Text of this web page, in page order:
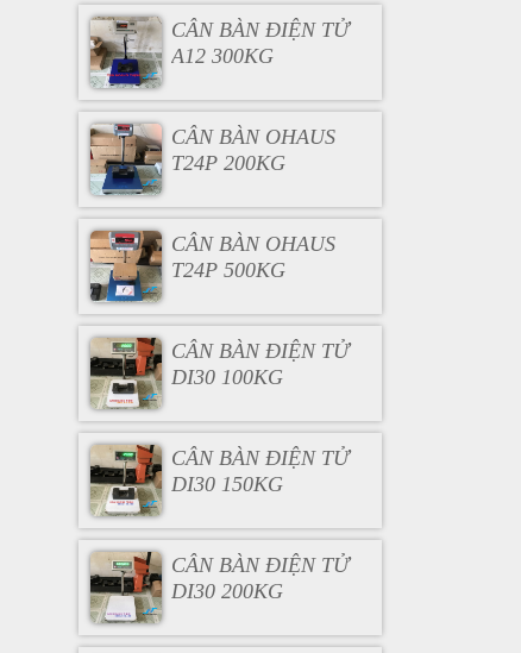
CÂN BÀN ĐIỆN TỬ
A12 300KG
CÂN BÀN OHAUS
T24P 200KG
CÂN BÀN OHAUS
T24P 500KG
CÂN BÀN ĐIỆN TỬ
DI30 100KG
CÂN BÀN ĐIỆN TỬ
DI30 150KG
CÂN BÀN ĐIỆN TỬ
DI30 200KG